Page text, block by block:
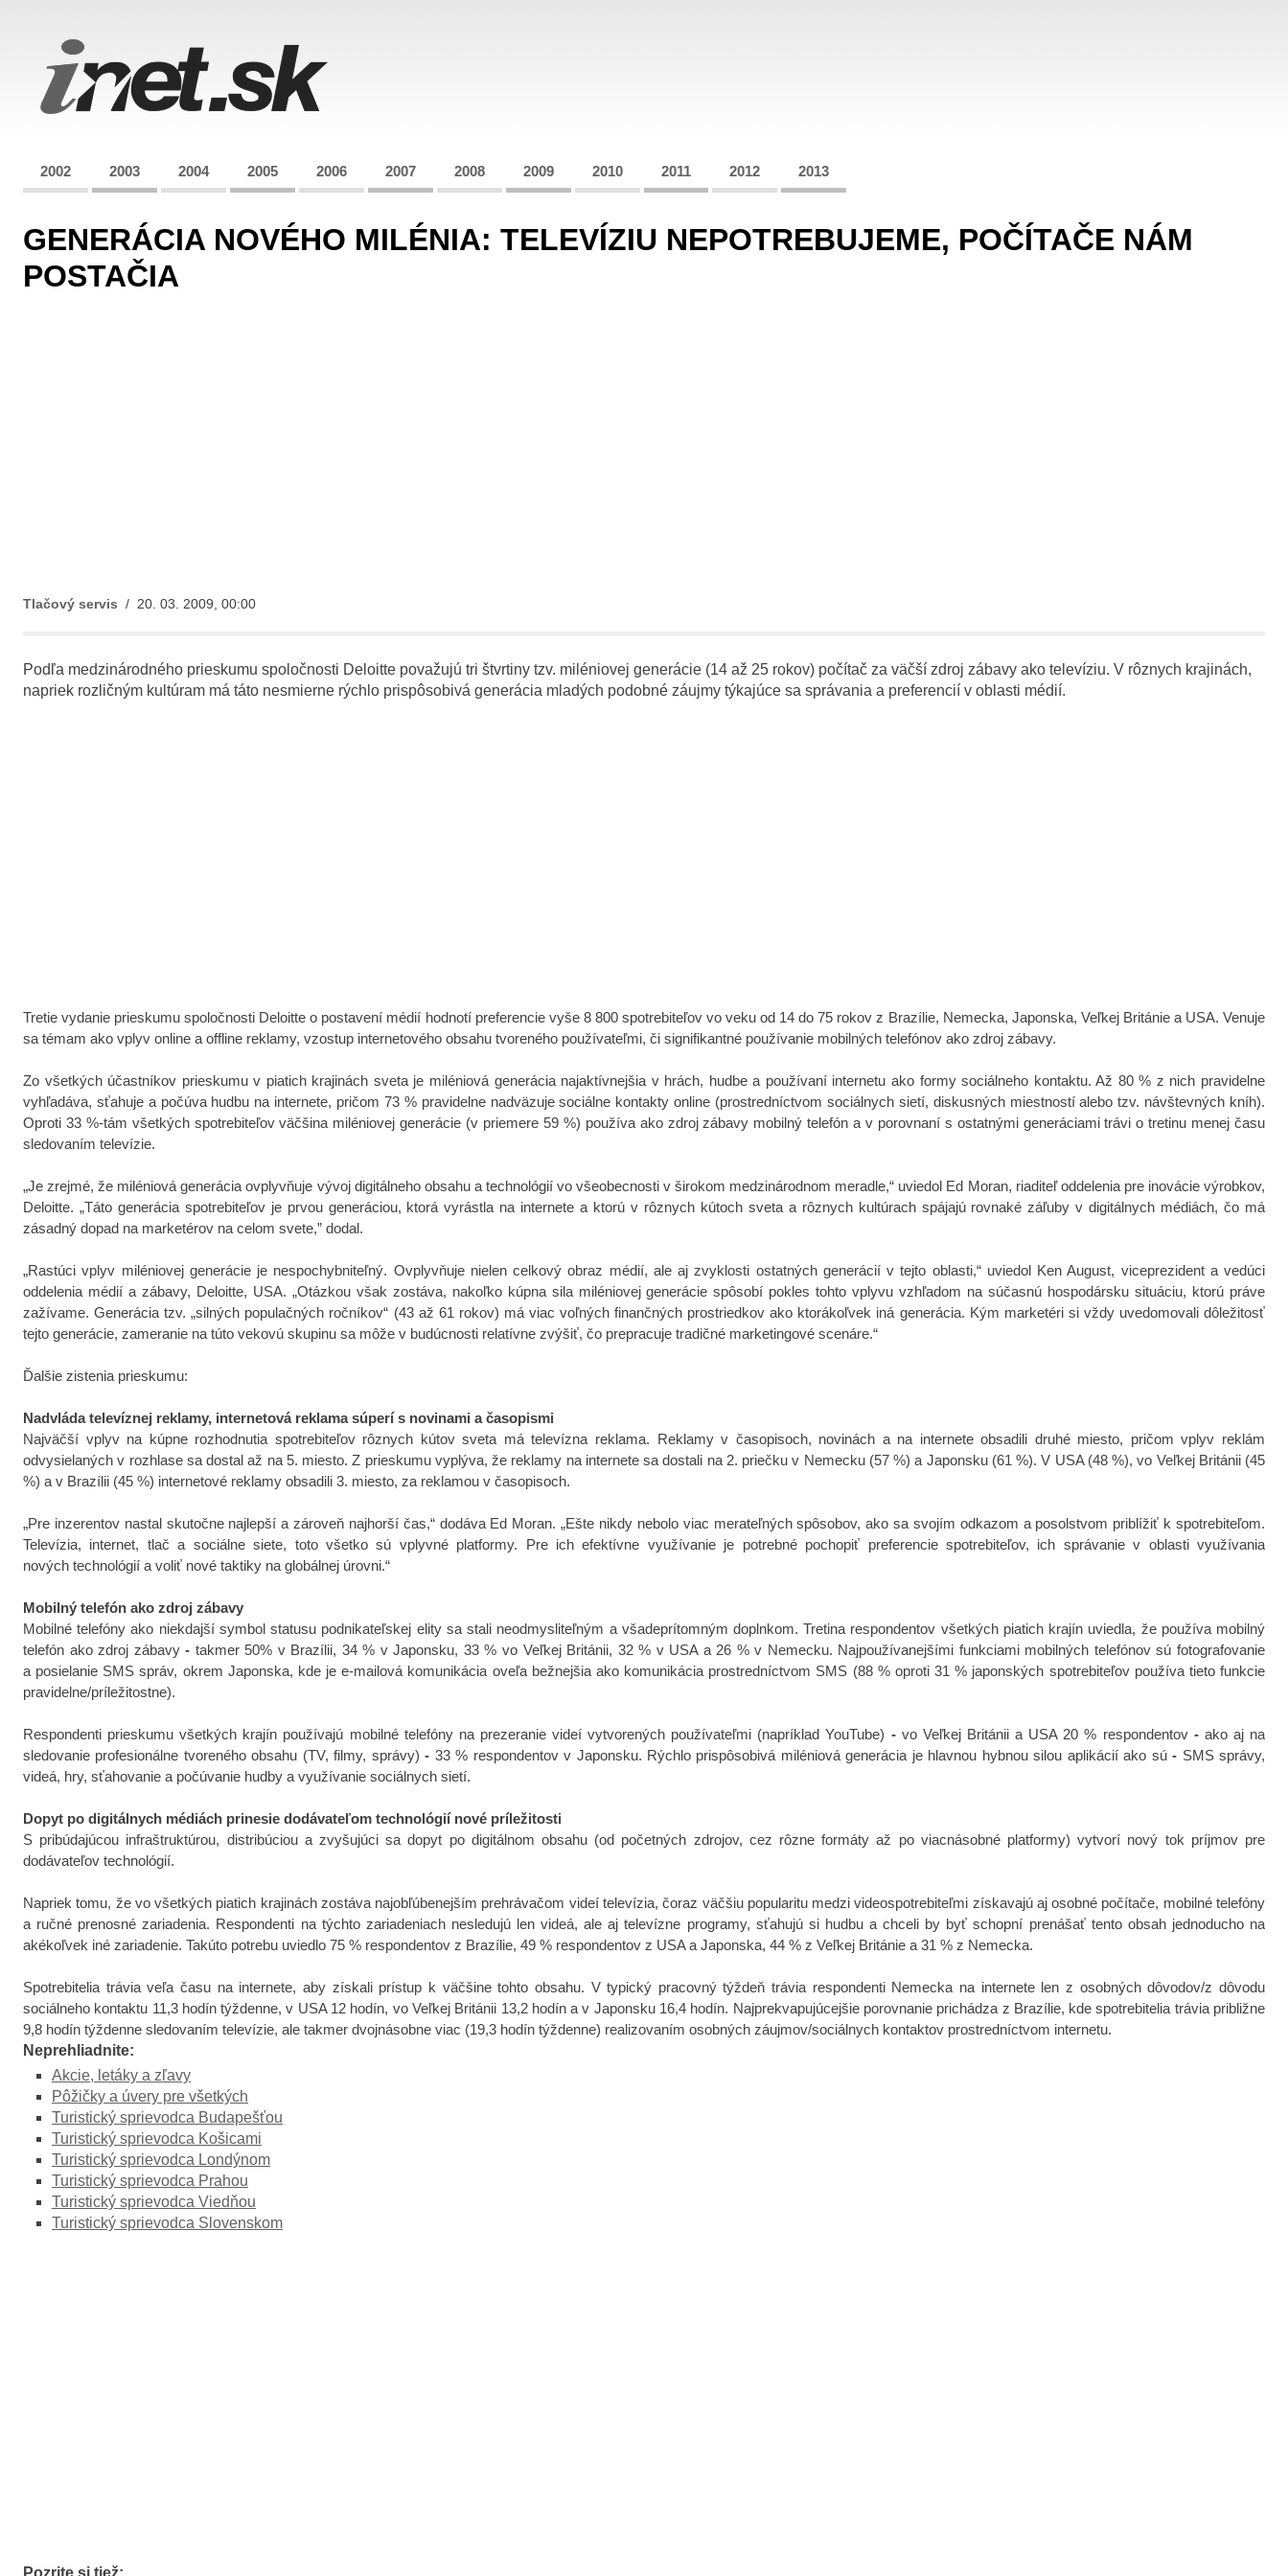
2002 2003 2004 2005 2006 2007 2008 2009 2010 2011 2012 2013
GENERÁCIA NOVÉHO MILÉNIA: TELEVÍZIU NEPOTREBUJEME, POČÍTAČE NÁM
POSTAČIA
Tlačový servis / 20. 03. 2009, 00:00
Podľa medzinárodného prieskumu spoločnosti Deloitte považujú tri štvrtiny tzv. miléniovej generácie (14 až 25 rokov) počítač za väčší zdroj zábavy ako televíziu. V rôznych krajinách,
napriek rozličným kultúram má táto nesmierne rýchlo prispôsobivá generácia mladých podobné záujmy týkajúce sa správania a preferencií v oblasti médií.
Tretie vydanie prieskumu spoločnosti Deloitte o postavení médií hodnotí preferencie vyše 8 800 spotrebiteľov vo veku od 14 do 75 rokov z Brazílie, Nemecka, Japonska, Veľkej Británie a USA. Venuje
sa témam ako vplyv online a offline reklamy, vzostup internetového obsahu tvoreného používateľmi, či signifikantné používanie mobilných telefónov ako zdroj zábavy.
Zo všetkých účastníkov prieskumu v piatich krajinách sveta je miléniová generácia najaktívnejšia v hrách, hudbe a používaní internetu ako formy sociálneho kontaktu. Až 80 % z nich pravidelne
vyhľadáva, sťahuje a počúva hudbu na internete, pričom 73 % pravidelne nadväzuje sociálne kontakty online (prostredníctvom sociálnych sietí, diskusných miestností alebo tzv. návštevných kníh).
Oproti 33 %-tám všetkých spotrebiteľov väčšina miléniovej generácie (v priemere 59 %) používa ako zdroj zábavy mobilný telefón a v porovnaní s ostatnými generáciami trávi o tretinu menej času
sledovaním televízie.
„Je zrejmé, že miléniová generácia ovplyvňuje vývoj digitálneho obsahu a technológií vo všeobecnosti v širokom medzinárodnom meradle,“ uviedol Ed Moran, riaditeľ oddelenia pre inovácie výrobkov,
Deloitte. „Táto generácia spotrebiteľov je prvou generáciou, ktorá vyrástla na internete a ktorú v rôznych kútoch sveta a rôznych kultúrach spájajúrovnaké záľuby v digitálnych médiách, čo má
zásadný dopad na marketérov na celom svete,” dodal.
„Rastúci vplyv miléniovej generácie je nespochybniteľný. Ovplyvňuje nielen celkový obraz médií, ale aj zvyklosti ostatných generácií v tejto oblasti,“ uviedol Ken August, viceprezident a vedúci
oddelenia médií a zábavy, Deloitte, USA. „Otázkou však zostáva, nakoľko kúpna sila miléniovej generácie spôsobí pokles tohto vplyvu vzhľadom na súčasnú hospodársku situáciu, ktorú práve
zažívame. Generácia tzv. „silných populačných ročníkov“ (43 až 61 rokov) má viac voľných finančných prostriedkov ako ktorákoľvek iná generácia. Kým marketéri si vždy uvedomovali dôležitosť
tejto generácie, zameranie na túto vekovú skupinu sa môže v budúcnosti relatívne zvýšiť, čo prepracuje tradičné marketingové scenáre.“
Ďalšie zistenia prieskumu:
Nadvláda televíznej reklamy, internetová reklama súperí s novinami a časopismi
Najväčší vplyv na kúpne rozhodnutia spotrebiteľov rôznych kútov sveta má televízna reklama. Reklamy v časopisoch, novinách a na internete obsadili druhé miesto, pričom vplyv reklám
odvysielaných v rozhlase sa dostal až na 5. miesto. Z prieskumu vyplýva, že reklamy na internete sa dostali na 2. priečku v Nemecku (57 %) a Japonsku (61 %). V USA (48 %), vo Veľkej Británii (45
%) a v Brazílii (45 %) internetové reklamy obsadili 3. miesto, za reklamou v časopisoch.
„Pre inzerentov nastal skutočne najlepší a zároveň najhorší čas,“ dodáva Ed Moran. „Ešte nikdy nebolo viac merateľných spôsobov, ako sa svojím odkazom a posolstvom priblížiť k spotrebiteľom.
Televízia, internet, tlač a sociálne siete, toto všetkosú vplyvné platformy. Pre ich efektívne využívanie je potrebné pochopiť preferencie spotrebiteľov, ich správanie v oblasti využívania
nových technológií a voliť nové taktiky na globálnej úrovni.“
Mobilný telefón ako zdroj zábavy
Mobilné telefóny ako niekdajší symbol statusu podnikateľskej elity sa stali neodmysliteľným a všadeprítomným doplnkom. Tretina respondentov všetkých piatich krajín uviedla, že používa mobilný
telefón ako zdroj zábavy- takmer 50% v Brazílii, 34 % v Japonsku, 33 % vo Veľkej Británii, 32 % v USA a 26 % v Nemecku. Najpoužívanejšími funkciami mobilných telefónov sú fotografovanie
a posielanie SMS správ, okrem Japonska, kde je e-mailová komunikácia oveľa bežnejšia ako komunikácia prostredníctvom SMS (88 % oproti 31 % japonských spotrebiteľov používa tieto funkcie
pravidelne/príležitostne).
Respondenti prieskumu všetkých krajín používajú mobilné telefóny na prezeranie videí vytvorených používateľmi (napríklad YouTube) -vo Veľkej Británii a USA 20 % respondentov - ako aj na
sledovanie profesionálne tvoreného obsahu (TV, filmy, správy)- 33 % respondentov v Japonsku. Rýchlo prispôsobivá miléniová generácia je hlavnou hybnou silou aplikácií ako sú- SMS správy,
videá, hry, sťahovanie a počúvanie hudby a využívanie sociálnych sietí.
Dopyt po digitálnych médiách prinesie dodávateľom technológií nové príležitosti
S pribúdajúcou infraštruktúrou, distribúciou azvyšujúci sa dopyt po digitálnom obsahu (od početných zdrojov, cez rôzne formáty až po viacnásobné platformy) vytvorí nový tok príjmov pre
dodávateľov technológií.
Napriek tomu, že vo všetkých piatich krajinách zostáva najobľúbenejším prehrávačom videí televízia, čoraz väčšiu popularitu medzi videospotrebiteľmi získavajú aj osobné počítače, mobilné telefóny
a ručné prenosné zariadenia. Respondenti na týchto zariadeniach nesledujú len videá, ale aj televízne programy, sťahujú si hudbu a chceli by byť schopní prenášať tento obsah jednoducho na
akékoľvek iné zariadenie. Takúto potrebu uviedlo 75 % respondentov z Brazílie, 49 % respondentov z USA a Japonska, 44 % z Veľkej Británie a 31 % z Nemecka.
Spotrebitelia trávia veľa času na internete, aby získali prístup k väčšine tohto obsahu. V typický pracovný týždeň trávia respondenti Nemecka na internete len z osobných dôvodov/z dôvodu
sociálneho kontaktu 11,3 hodín týždenne, v USA 12 hodín, vo Veľkej Británii 13,2 hodín a v Japonsku 16,4 hodín. Najprekvapujúcejšie porovnanie prichádza z Brazílie, kde spotrebitelia trávia približne
9,8 hodín týždenne sledovaním televízie, ale takmer dvojnásobne viac (19,3 hodín týždenne) realizovaním osobných záujmov/sociálnych kontaktov prostredníctvom internetu.
Neprehliadnite:
Akcie, letáky a zľavy
Pôžičky a úvery pre všetkých
Turistický sprievodca Budapešťou
Turistický sprievodca Košicami
Turistický sprievodca Londýnom
Turistický sprievodca Prahou
Turistický sprievodca Viedňou
Turistický sprievodca Slovenskom
Pozrite si tiež: